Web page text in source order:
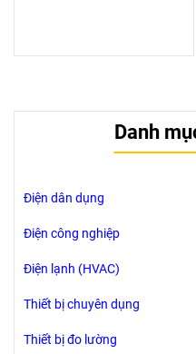
Danh
Điện dân dụng
Điện công nghiệp
Điện lạnh (HVAC)
Thiết bị chuyên dụng
Thiết bị đo lường